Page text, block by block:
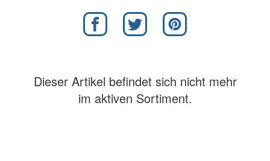
Dieser Artikel befindet sich nicht mehr
im aktiven Sortiment.